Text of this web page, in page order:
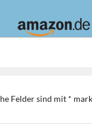
Felder sind mit *